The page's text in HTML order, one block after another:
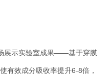
展示实验室成果——基于穿膜
有效成分吸收率提升6-8倍，